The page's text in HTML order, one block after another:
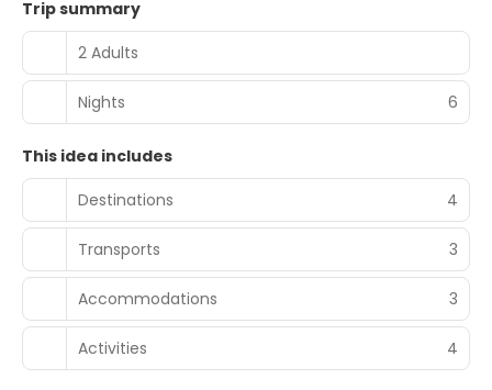
Trip summary
2 Adults
Nights 6
This idea includes
Destinations
4
Transports 3
Accommodations 3
Activities 4